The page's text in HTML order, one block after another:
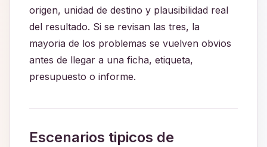
origen, unidad de destino y plausibilidad real
del resultado. Si se revisan las tres, la
mayoria de los problemas se vuelven obvios
antes de llegar a una ficha, etiqueta,
presupuesto o informe.
Escenarios tipicos de